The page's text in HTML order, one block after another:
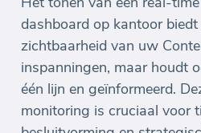
dashboard op kantoor biedt
zichtbaarheid van uw
inspanningen, maar houdt
één lijn en geïnformeerd.
monitoring is cruciaal voor